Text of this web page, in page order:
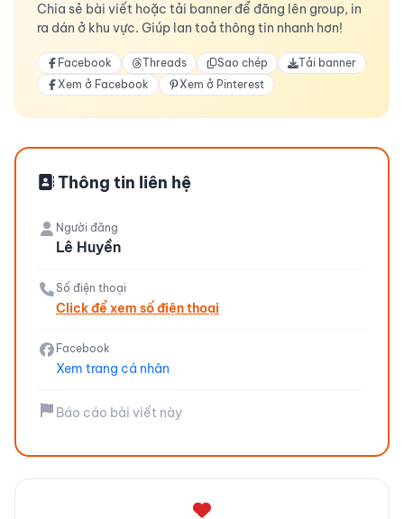
Chia sẻ bài viết hoặc tải banner để đăng lên group, in
ra dán ở khu vực. Giúp lan toả thông tin nhanh hơn!
Facebook Threads Sao chép
Tải banner
Xem ở Facebook
Xem ở Pinterest
Thông tin liên hệ
Người đăng
Lê Huyền
Số điện thoại
Click để xem số điện thoại
Facebook
Xem trang cá nhân
Báo cáo bài viết này